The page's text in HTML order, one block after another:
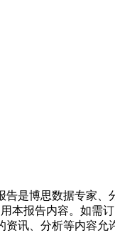
告是博思数据专家
本报告内容。如需
资讯、分析等内容